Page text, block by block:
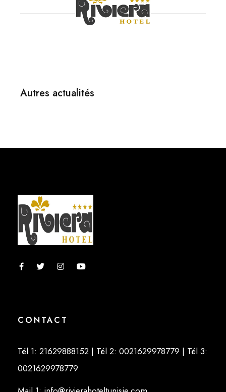
Autres actualités
CONTACT
Tél 1: 21629888152 | Tél 2: 0021629978779 | Tél 3:
0021629978779